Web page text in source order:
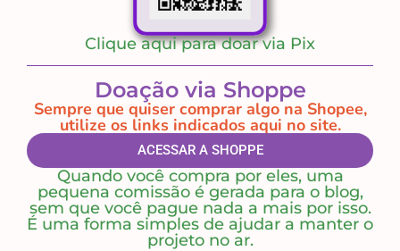
Clique aqui para doar via Pix
Doação via Shoppe
Sempre que quiser comprar algo na Shopee,
utilize os links indicados aqui no site.
ACESSAR A SHOPPE
Quando você compra por eles, uma
pequena comissão é gerada para o blog,
sem que você pague nada a mais por isso.
É uma forma simples de ajudar a manter o
projeto no ar.